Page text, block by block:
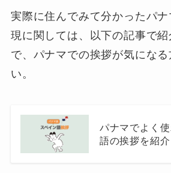
実際に住んでみて分かったパ
現に関しては、以下の記事で
で、パナマでの挨拶が気になる
い。
パナマでよく
語の挨拶を紹介